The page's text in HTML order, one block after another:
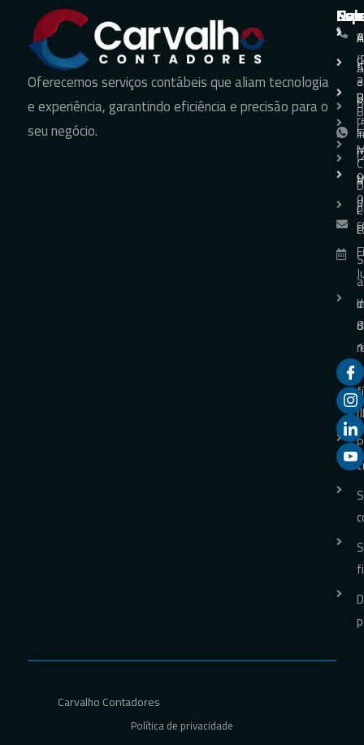
Oferecemos serviços contábeis que aliam tecnologia
e experiência, garantindo eficiência e precisão para o
seu negócio.
Carvalho Contadores
Política de privacidade